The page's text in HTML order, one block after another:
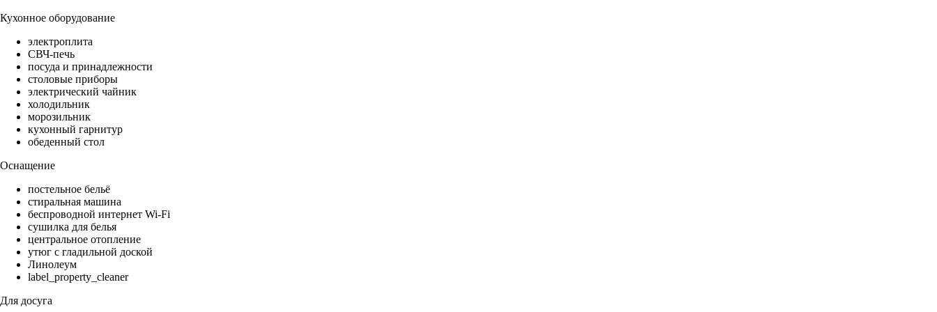
Кухонное оборудование
электроплита
СВЧ-печь
посуда и принадлежности
столовые приборы
электрический чайник
холодильник
морозильник
кухонный гарнитур
обеденный стол
Оснащение
постельное бельё
стиральная машина
беспроводной интернет Wi-Fi
сушилка для белья
центральное отопление
утюг с гладильной доской
Линолеум
label_property_cleaner
Для досуга